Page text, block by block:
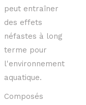
peut entraîner
des effets
néfastes à long
terme pour
l'environnement
aquatique.
Composés